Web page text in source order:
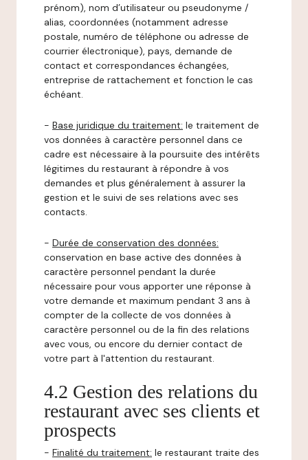
prénom), nom d’utilisateur ou pseudonyme /
alias, coordonnées (notamment adresse
postale, numéro de téléphone ou adresse de
courrier électronique), pays, demande de
contact et correspondances échangées,
entreprise de rattachement et fonction le cas
échéant.
- Base juridique du traitement: le traitement de
vos données à caractère personnel dans ce
cadre est nécessaire à la poursuite des intérêts
légitimes du restaurant à répondre à vos
demandes et plus généralement à assurer la
gestion et le suivi de ses relations avec ses
contacts.
- Durée de conservation des données:
conservation en base active des données à
caractère personnel pendant la durée
nécessaire pour vous apporter une réponse à
votre demande et maximum pendant 3 ans à
compter de la collecte de vos données à
caractère personnel ou de la fin des relations
avec vous, ou encore du dernier contact de
votre part à l'attention du restaurant.
4.2 Gestion des relations du
restaurant avec ses clients et
prospects
- Finalité du traitement: le restaurant traite des